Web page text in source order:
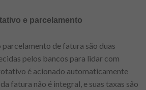
e parcelamento
de fatura são duas
pelos bancos para lidar com
é acionado automaticamente
fatura não é integral, e suas taxas são